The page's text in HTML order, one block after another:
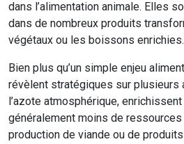
dans l’alimentation animale. Elles
dans de nombreux produits
végétaux ou les boissons enrichies.
Bien plus qu’un simple enjeu
révèlent stratégiques sur plusieurs
l’azote atmosphérique,
généralement moins de ressources
production de viande ou de